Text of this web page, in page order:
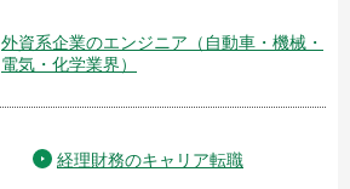
外資系企業のエンジニア（自動車・機械・
電気・化学業界）
経理財務のキャリア転職